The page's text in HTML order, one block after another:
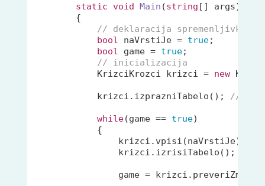
static void Main (string [] args)
        {
// deklaracija spremenljivk
bool naVrstiJe = true;
bool game = true;
// inicializacija
            KrizciKrozci krizci =
new
            krizci.izprazniTabelo();
// klic
while(game == true)
            {
                krizci.vpisi(naVrstiJe);
                krizci.izrisiTabelo();
game =